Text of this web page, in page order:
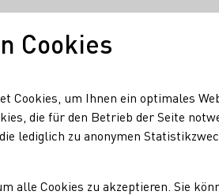
Cookies
Cookies, um Ihnen ein optimales
die für den Betrieb der Seite
lediglich zu anonymen
alle Cookies zu akzeptieren. Sie